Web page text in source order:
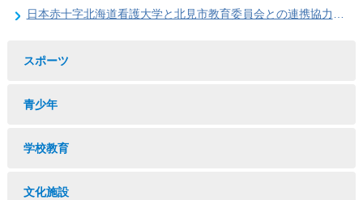
日本赤十字北海道看護大学と北見市教育委員会との連携協力に関する協定の締結
スポーツ
青少年
学校教育
文化施設